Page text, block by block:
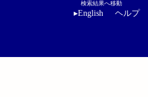
検索結果へ移動
▸English ヘルプ